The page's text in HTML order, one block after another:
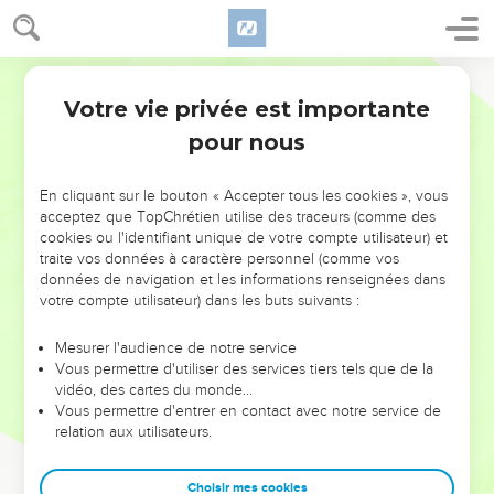
NE MANQUEZ PAS L’ÉVÉNEMENT
DE L’ANNÉE !
ET SI LEURS ERREURS POUVAIENT VOUS ÉVITER LES
VOTRES ?
leur foi ou leur vision. Mais on voit moins les doutes, les erreurs
et les saisons difficiles qu'ils ont traversés, alors même que ce
sont elles qui les ont façonnés.
Dans cette conférence, leaders, entrepreneurs, et responsables
clés pour avancer avec plus de sagesse afin que leurs erreurs
Votre vie privée est importante
pour nous
En cliquant sur le bouton « Accepter tous les cookies », vous
acceptez que TopChrétien utilise des traceurs (comme des
cookies ou l'identifiant unique de votre compte utilisateur) et
traite vos données à caractère personnel (comme vos
données de navigation et les informations renseignées dans
votre compte utilisateur) dans les buts suivants :
Mesurer l'audience de notre service
Vous permettre d'utiliser des services tiers tels que de la
vidéo, des cartes du monde…
Vous permettre d'entrer en contact avec notre service de
relation aux utilisateurs.
Choisir mes cookies